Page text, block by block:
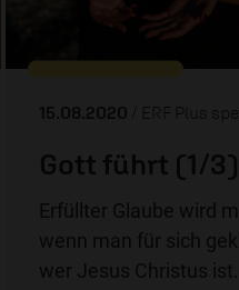
15.08.2020 / ERF Plus
Gott führt (1/3)
Erfüllter Glaube wird
wenn man für sich
wer Jesus Christus ist.